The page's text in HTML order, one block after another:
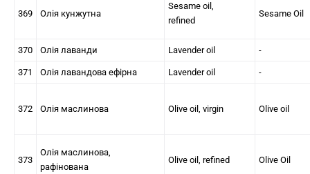
369 Олія кунжутна
Sesame oil,
refined
Sesame Oil
370 Олія лаванди Lavender oil -
371 Олія лавандова ефірна Lavender oil -
372 Олія маслинова Olive oil, virgin Olive oil
373
Олія маслинова,
рафінована
Olive oil, refined Olive Oil